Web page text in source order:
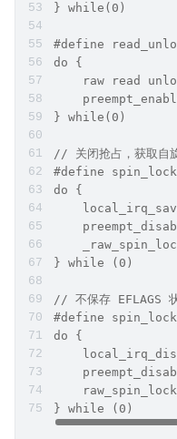
} while(0)
#define
do {
raw read
} while(0)
// 关闭抢占，获取自旋
#define
do {
} while (0)
// 不保存 EFLAGS 状
#define
do {
} while (0)